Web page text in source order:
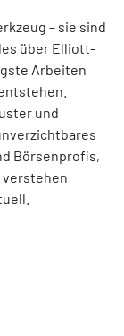
– sie sind
über Elliott-
Arbeiten
und
Börsenprofis,
verstehen